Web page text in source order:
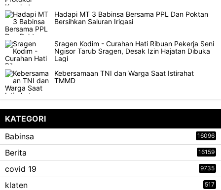
Hadapi MT 3 Babinsa Bersama PPL Dan Poktan
Bersihkan Saluran Irigasi
Sragen Kodim - Curahan Hati Ribuan Pekerja Seni
Ngisor Tarub Sragen, Desak Izin Hajatan Dibuka
Lagi
Kebersamaan TNI dan Warga Saat Istirahat
TMMD
KATEGORI
Babinsa
16096
Berita 16159
covid 19 9735
klaten 517